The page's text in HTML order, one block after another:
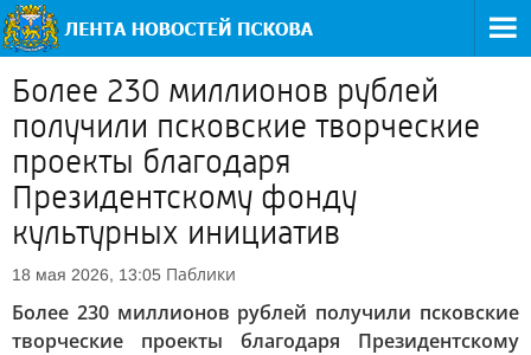
Более 230 миллионов рублей
получили псковские творческие
проекты благодаря
Президентскому фонду
культурных инициатив
18 мая 2026, 13:05 Паблики
Более 230 миллионов рублей получили псковские
творческие проекты благодаря Президентскому